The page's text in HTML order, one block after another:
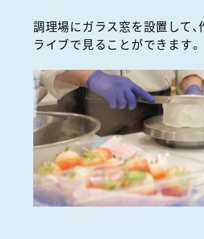
調理場にガラス窓を設置して、
ライブで見ることができます。